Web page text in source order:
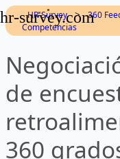
hr-survey.com
HR-Survey > 360
Competencias
de
360